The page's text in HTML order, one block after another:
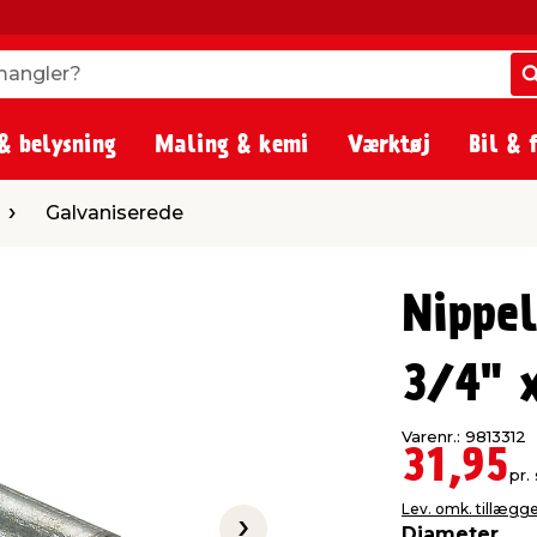
belysning Maling & kemi Værktøj Bil &
Galvaniserede
3/4"
Varenr.: 9813312
31,95pr.
Lev. omk.